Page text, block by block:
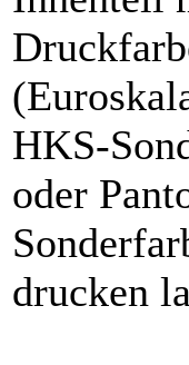
HKS-
oder
drucken